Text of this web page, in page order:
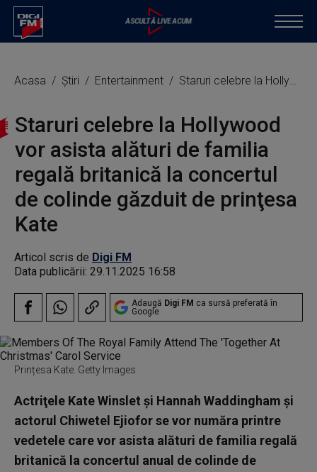
Acasa Știri Entertainment Staruri celebre la Hollywood vor asista alături de familia regală britanică la concertul de colinde găzduit de prinţesa Kate
Staruri celebre la Hollywood
vor asista alături de familia
regală britanică la concertul
de colinde găzduit de prinţesa
Kate
Articol scris de Digi FM
Data publicării: 29.11.2025 16:58
Adaugă Digi FM ca sursă preferată în
Google
Prințesa Kate. Getty Images
Actriţele Kate Winslet şi Hannah Waddingham şi
actorul Chiwetel Ejiofor se vor număra printre
vedetele care vor asista alături de familia regală
britanică la concertul anual de colinde de